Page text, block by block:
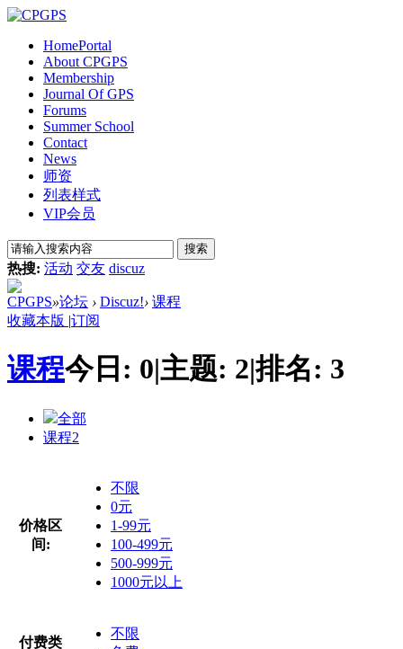
HomePortal
About CPGPS
Membership
Journal Of GPS
Forums
Summer School
Contact
News
师资
列表样式
VIP会员
搜索
热搜: 活动 交友 discuz
CPGPS»论坛 › Discuz!› 课程
收藏本版 |订阅
课程今日: 0|主题: 2|排名: 3
全部
课程2
价格区
间:
不限
0元
1-99元
100-499元
500-999元
1000元以上
付费类
不限